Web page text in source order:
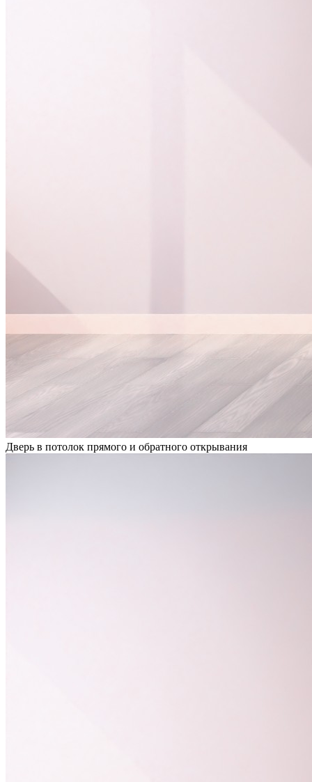
Дверь в потолок прямого и обратного открывания